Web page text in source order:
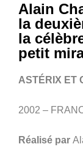
Alain
la
la
petit
ASTÉRIX ET
2002 –
Réalisé par